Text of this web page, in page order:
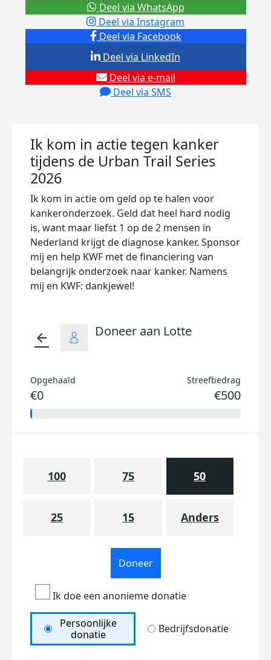
Deel via Facebook
Deel via Instagram
Deel via e-mail
Deel via SMS
Deel via LinkedIn
Deel via WhatsApp
Ik kom in actie tegen kanker
tijdens de Urban Trail Series
2026
Ik kom in actie om geld op te halen voor
kankeronderzoek. Geld dat heel hard nodig
is, want maar liefst 1 op de 2 mensen in
Nederland krijgt de diagnose kanker. Sponsor
mij en help KWF met de financiering van
belangrijk onderzoek naar kanker. Namens
mij en KWF: dankjewel!
arrow_back Doneer aan Lotte
Opgehaald
€0
Streefbedrag
€500
100 75 50
25 15 Anders
Doneer
Ik doe een anonieme donatie
Persoonlijke
donatie
Bedrijfsdonatie